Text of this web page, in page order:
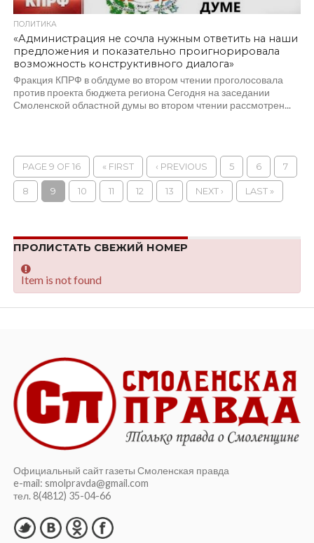
ПОЛИТИКА
«Администрация не сочла нужным ответить на наши
предложения и показательно проигнорировала
возможность конструктивного диалога»
Фракция КПРФ в облдуме во втором чтении проголосовала
против проекта бюджета региона Сегодня на заседании
Смоленской областной думы во втором чтении рассмотрен...
PAGE 9 OF 16 « FIRST ‹ PREVIOUS 5 6 7
8 9 10 11 12 13 NEXT › LAST »
ПРОЛИСТАТЬ СВЕЖИЙ НОМЕР
Item is not found
Официальный сайт газеты Смоленская правда
e-mail: smolpravda@gmail.com
тел. 8(4812) 35-04-66